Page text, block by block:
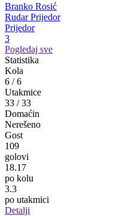
Branko Rosić
Rudar Prijedor
Prijedor
3
Pogledaj sve
Statistika
Kola
6 /6
Utakmice
33 /33
Domaćin
Nerešeno
Gost
109
golovi
18.17
po kolu
3.3
po utakmici
Detalji